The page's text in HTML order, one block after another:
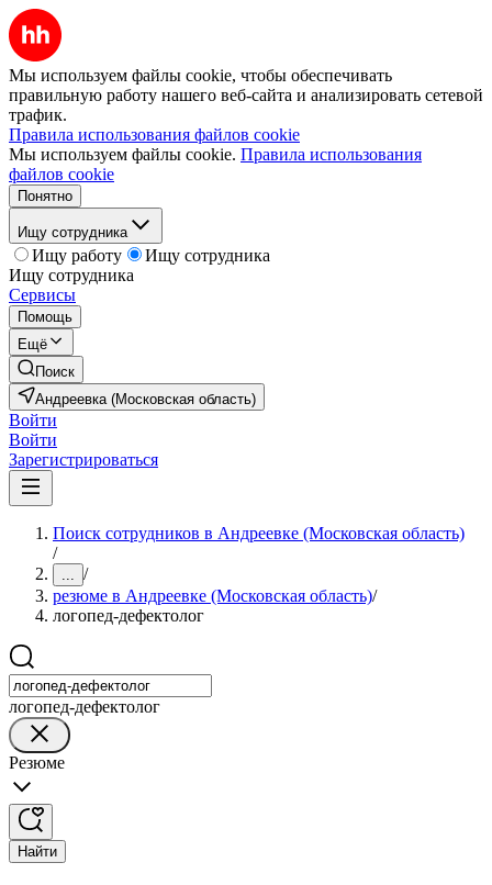
Мы используем файлы cookie, чтобы обеспечивать
правильную работу нашего веб-сайта и анализировать сетевой
трафик.
Правила использования файлов cookie
Мы используем файлы cookie. Правила использования
файлов cookie
Понятно
Ищу сотрудника
Ищу работу
Ищу сотрудника
Ищу сотрудника
Сервисы
Помощь
Ещё
Поиск
Андреевка (Московская область)
Войти
Войти
Зарегистрироваться
Поиск сотрудников в Андреевке (Московская область)
/
... /
резюме в Андреевке (Московская область)/
логопед-дефектолог
логопед-дефектолог
Резюме
Найти